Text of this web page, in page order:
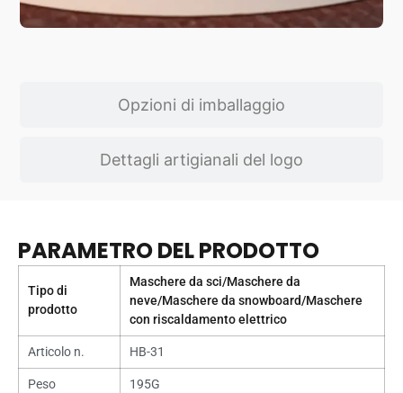
Opzioni di imballaggio
Dettagli artigianali del logo
PARAMETRO DEL PRODOTTO
Tipo di
prodotto
Maschere da sci/Maschere da
neve/Maschere da snowboard/Maschere
con riscaldamento elettrico
Articolo n. HB-31
Peso 195G